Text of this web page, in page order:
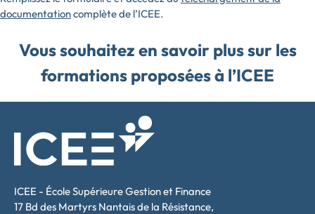
documentationcomplète de l’ICEE.
Vous souhaitez en savoir plus sur les
formations proposées à l’ICEE
ICEE - École Supérieure Gestion et Finance
17 Bd des Martyrs Nantais de la Résistance,